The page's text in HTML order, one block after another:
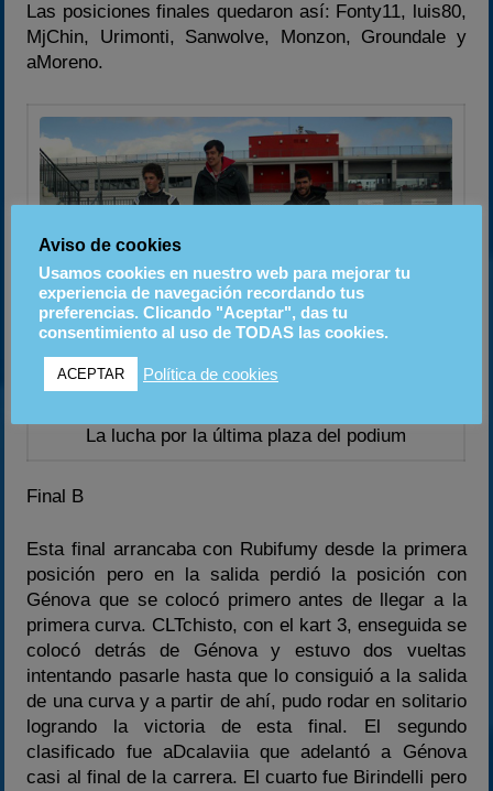
Las posiciones finales quedaron así: Fonty11, luis80,
MjChin, Urimonti, Sanwolve, Monzon, Groundale y
aMoreno.
La lucha por la última plaza del podium
Final B
Esta final arrancaba con Rubifumy desde la primera
posición pero en la salida perdió la posición con
Génova que se colocó primero antes de llegar a la
primera curva. CLTchisto, con el kart 3, enseguida se
colocó detrás de Génova y estuvo dos vueltas
intentando pasarle hasta que lo consiguió a la salida
de una curva y a partir de ahí, pudo rodar en solitario
logrando la victoria de esta final. El segundo
clasificado fue aDcalaviia que adelantó a Génova
casi al final de la carrera. El cuarto fue Birindelli pero
Aviso de cookies
Usamos cookies en nuestro web para mejorar tu
experiencia de navegación recordando tus
preferencias. Clicando "Aceptar", das tu
consentimiento al uso de TODAS las cookies.
ACEPTAR Política de cookies